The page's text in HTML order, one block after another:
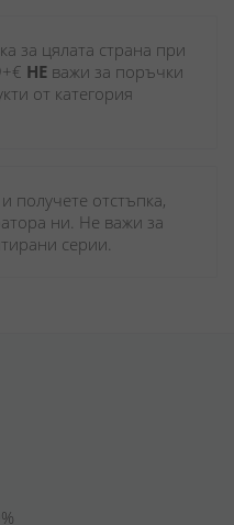
за цялата страна при
НЕ важи за поръчки
от категория
получете отстъпка,
ни. Не важи за
серии.